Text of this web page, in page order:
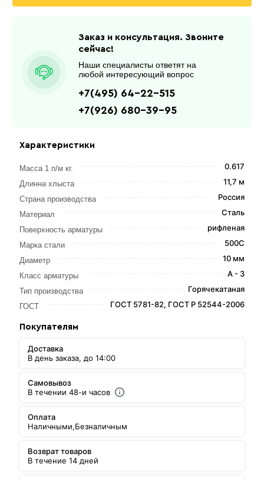
Характеристики
Масса 1 п/м кг. 0.617
Длинна хлыста 11,7 м
Страна производства Россия
Материал Сталь
Поверхность арматуры рифленая
Марка стали 500С
Диаметр 10 мм
Класс арматуры А - 3
Тип производства Горячекатаная
ГОСТ ГОСТ 5781-82, ГОСТ Р 52544-2006
Покупателям
Доставка
В день заказа, до 14:00
Самовывоз
В течении 48-и часов
Оплата
Наличными,Безналичным
Возврат товаров
В течение 14 дней
Заказ и консультация. Звоните
сейчас!
Наши специалисты ответят на
любой интересующий вопрос
+7(495) 64-22-515
+7(926) 680-39-95